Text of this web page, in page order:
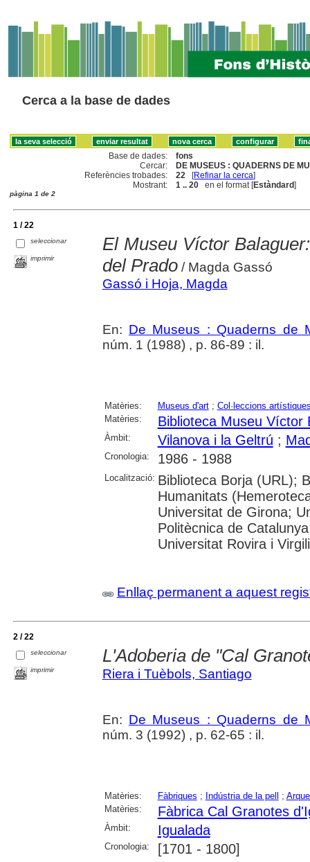
Cerca a la base de dades
Base de dades:
fons
Cercar:
DE MUSEUS : QUADERNS DE
Referències trobades:
22 [Refinar la cerca]
Mostrant:
1 .. 20 en el format [Estàndard]
pàgina 1 de 2
1 / 22
seleccionar
imprimir
El Museu Víctor
del Prado/ Magda Gassó
Gassó i Hoja, Magda
En: De Museus : Quaderns de
núm. 1 (1988) , p. 86-89 : il.
Matèries: Museus d'art; Col·leccions
Matèries:
Biblioteca Museu Víctor
Àmbit: Vilanova i la Geltrú ;
Cronologia: 1986 - 1988
Localització: Biblioteca Borja (URL);
Humanitats
Universitat de Girona;
Politècnica de
Universitat Rovira i Virgili
Enllaç permanent a aquest
2 / 22
seleccionar
imprimir
L'Adoberia de "Cal
Riera i Tuèbols, Santiago
En: De Museus : Quaderns de
núm. 3 (1992) , p. 62-65 : il.
Matèries: Fàbriques ; Indústria de la pell ;
Matèries:
Fàbrica Cal Granotes
Àmbit: Igualada
Cronologia: [1701 - 1800]